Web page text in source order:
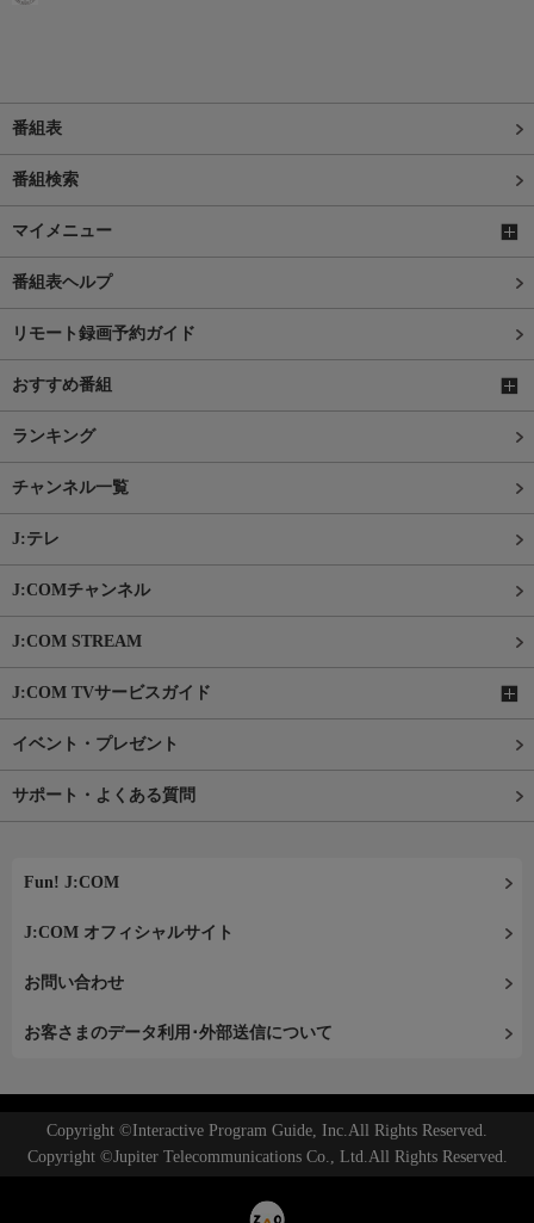
番組表
番組検索
マイメニュー
番組表ヘルプ
リモート録画予約ガイド
おすすめ番組
ランキング
チャンネル一覧
J:テレ
J:COMチャンネル
J:COM STREAM
J:COM TVサービスガイド
イベント・プレゼント
サポート・よくある質問
Fun! J:COM
J:COM オフィシャルサイト
お問い合わせ
お客さまのデータ利用･外部送信について
Copyright ©Interactive Program Guide, Inc.All Rights Reserved.
Copyright ©Jupiter Telecommunications Co., Ltd.All Rights Reserved.